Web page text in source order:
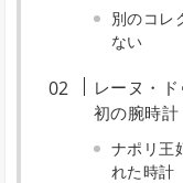
別のコレ
ない
レーヌ・
初の腕時計
ナポリ王
れた時計